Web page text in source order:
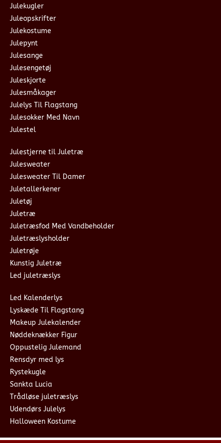
Julekugler
Juleopskrifter
Julekostume
Julepynt
Julesange
Julesengetøj
Juleskjorte
Julesmåkager
Julelys Til Flagstang
Julesokker Med Navn
Julestel
Julestjerne til Juletræ
Julesweater
Julesweater Til Damer
Juletallerkener
Juletøj
Juletræ
Juletræsfod Med Vandbeholder
Juletræslysholder
Juletrøje
Kunstig Juletræ
Led juletræslys
Led Kalenderlys
Lyskæde Til Flagstang
Makeup Julekalender
Nøddeknækker Figur
Oppustelig Julemand
Rensdyr med lys
Rystekugle
Sankta Lucia
Trådløse juletræslys
Udendørs Julelys
Halloween Kostume